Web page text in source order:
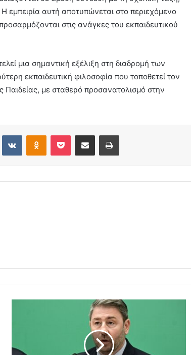
εμπειρία αυτή αποτυπώνεται στο περιεχόμενο
στις ανάγκες του εκπαιδευτικού
μια σημαντική εξέλιξη στη διαδρομή των
εκπαιδευτική φιλοσοφία που τοποθετεί τον
με σταθερό προσανατολισμό στην
VKontakteOdnoklassniki
Pocket Share via Email Print